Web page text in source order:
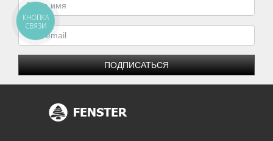
ПОДПИСАТЬСЯ
КНОПКА
СВЯЗИ